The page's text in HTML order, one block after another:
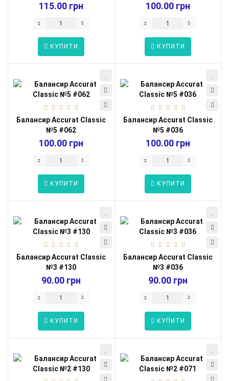
115.00 грн
КУПИТИ
100.00 грн
КУПИТИ
Балансир Accurat Classic
№5 #062
100.00 грн
КУПИТИ
Балансир Accurat Classic
№5 #036
100.00 грн
КУПИТИ
Балансир Accurat Classic
№3 #130
90.00 грн
КУПИТИ
Балансир Accurat Classic
№3 #036
90.00 грн
КУПИТИ